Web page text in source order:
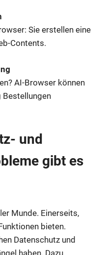
Sie erstellen eine
Contents.
AI-Browser können
und
gibt es
Munde. Einerseits,
bieten.
Datenschutz und
haben. Dazu